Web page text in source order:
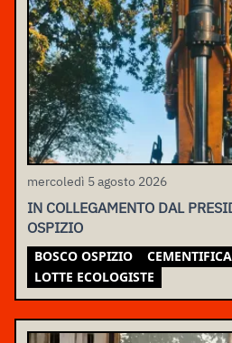
mercoledì 5 agosto 2026
IN COLLEGAMENTO DAL
OSPIZIO
BOSCO OSPIZIO
LOTTE ECOLOGISTE